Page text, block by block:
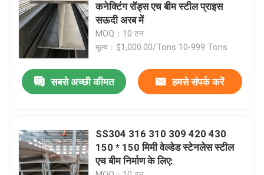
गुणवत्ता नियंत्रण
हमसे संपर्क करें
उद्धरण मांगें
स्टेनलेस स्टील का तार
स्टेनलेस स्टील पट्टी
कनेक्टिंग रॉड्स एच बीम स्टील प्राइस
सऊदी अरब में
MOQ：10 टन
मूल्य：$1,000.00/Tons 10-999 Tons
सबसे अच्छी कीमत हमसे संपर्क करें
SS304 316 310 309 420 430
150 * 150 मिमी वेल्डेड स्टेनलेस स्टील
एच बीम निर्माण के लिए: